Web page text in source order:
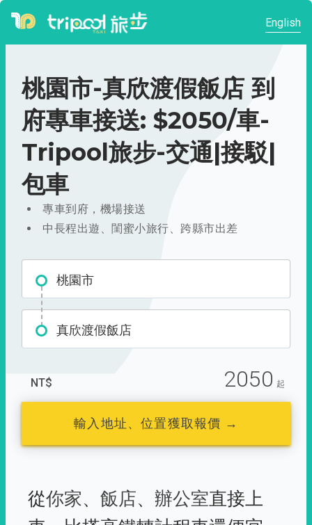
English
桃園市-真欣渡假飯店 到
府專車接送: $2050/車-
Tripool旅步-交通|接駁|
包車
專車到府，機場接送
中長程出遊、閨蜜小旅行、跨縣市出差
桃園市
真欣渡假飯店
NT$ 2050 起
輸入地址、位置獲取報價 →
從你家、 飯店、 辦公室直接上